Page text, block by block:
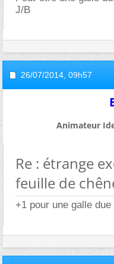
J/B
26/07/2014, 09h57
Animateur
Re : étrange
feuille de
+1 pour une galle due